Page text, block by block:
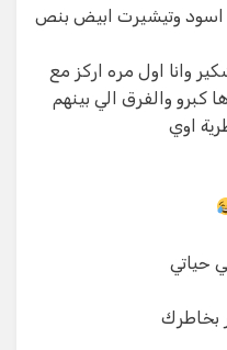
اسود وتيشيرت ابيض بنص
وانا اول مره اركز مع
كبرو والفرق الي بينهم
اوي
حياتي
بخاطرك